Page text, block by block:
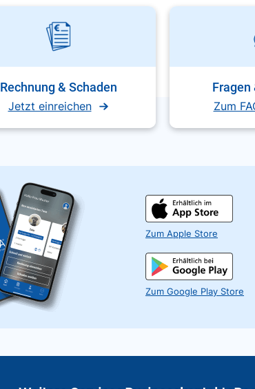
Rechnung & Schaden
Jetzt einreichen
Fragen
Zum
Zum Apple Store
Zum Google Play Store